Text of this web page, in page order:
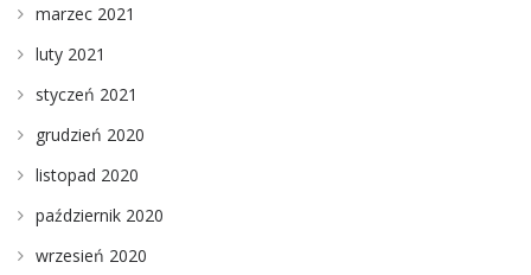
marzec 2021
luty 2021
styczeń 2021
grudzień 2020
listopad 2020
październik 2020
wrzesień 2020